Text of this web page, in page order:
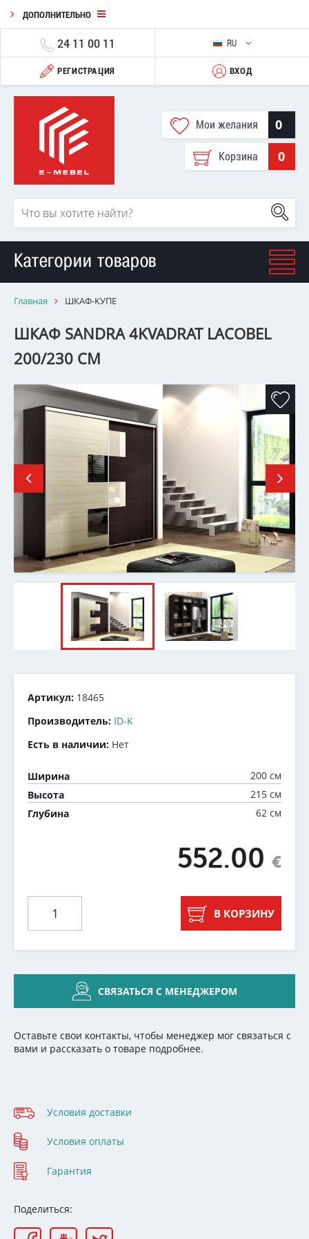
ДОПОЛНИТЕЛЬНО
24 11 00 11 RU
РЕГИСТРАЦИЯ ВХОД
Мои желания 0
Корзина 0
Категории товаров
Главная ШКАФ-КУПЕ
ШКАФ SANDRA 4KVADRAT LACOBEL
200/230 CM
Артикул: 18465
Производитель: ID-K
Есть в наличии: Нет
Ширина
200 см
Высота
215 см
Глубина
62 см
552.00 €
В КОРЗИНУ
СВЯЗАТЬСЯ С МЕНЕДЖЕРОМ
Оставьте свои контакты, чтобы менеджер мог связаться с
вами и рассказать о товаре подробнее.
Условия доставки
Условия оплаты
Гарантия
Поделиться: